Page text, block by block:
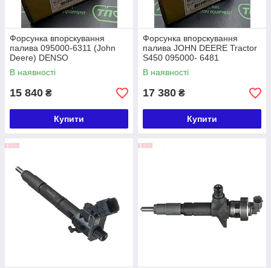
Форсунка впорскування
палива 095000-6311 (John
Deere) DENSO
В наявності
15 840 ₴
Купити
Форсунка впорскування
палива JOHN DEERE Tractor
S450 095000- 6481
(RE529149) DENSO
В наявності
17 380 ₴
Купити